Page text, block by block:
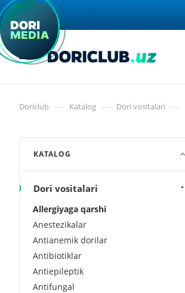
Doriclub — Katalog — Dori vositalari —
KATALOG
Dori vositalari
Allergiyaga qarshi
Anestezikalar
Antianemik dorilar
Antibiotiklar
Antiepileptik
Antifungal